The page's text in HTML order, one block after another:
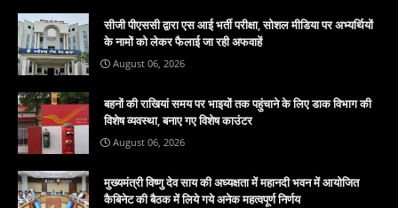
सीजी पीएससी द्वारा एस आई भर्ती परीक्षा, सोशल मीडिया पर अभ्यर्थियों
के नामों को लेकर फैलाई जा रही अफवाहें
August 06, 2026
बहनों की राखियां समय पर भाइयों तक पहुंचाने के लिए डाक विभाग की
विशेष व्यवस्था, बनाए गए विशेष काउंटर
August 06, 2026
मुख्यमंत्री विष्णु देव साय की अध्यक्षता में महानदी भवन में आयोजित
कैबिनेट की बैठक में लिये गये अनेक महत्वपूर्ण निर्णय